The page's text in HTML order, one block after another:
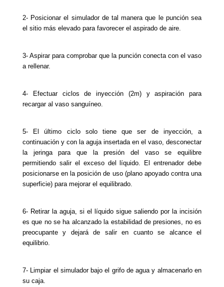
2- Posicionar el simulador de tal manera que le punción sea
el sitio más elevado para favorecer el aspirado de aire.
3- Aspirar para comprobar que la punción conecta con el vaso
a rellenar.
4- Efectuar ciclos de inyección (2m) y aspiración para
recargar al vaso sanguíneo.
5- El último ciclo solo tiene que ser de inyección, a
continuación y con la aguja insertada en el vaso, desconectar
la jeringa para que la presión del vaso se equilibre
permitiendo salir el exceso del líquido. El entrenador debe
posicionarse en la posición de uso (plano apoyado contra una
superficie) para mejorar el equilibrado.
6- Retirar la aguja, si el líquido sigue saliendo por la incisión
es que no se ha alcanzado la estabilidad de presiones, no es
preocupante y dejará de salir en cuanto se alcance el
equilibrio.
7- Limpiar el simulador bajo el grifo de agua y almacenarlo en
su caja.